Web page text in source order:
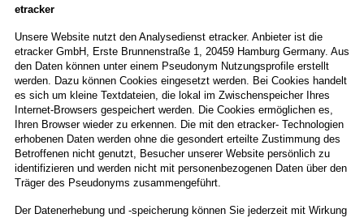
etracker
Unsere Website nutzt den Analysedienst etracker. Anbieter ist die
etracker GmbH, Erste Brunnenstraße 1, 20459 Hamburg Germany. Aus
den Daten können unter einem Pseudonym Nutzungsprofile erstellt
werden. Dazu können Cookies eingesetzt werden. Bei Cookies handelt
es sich um kleine Textdateien, die lokal im Zwischenspeicher Ihres
Internet-Browsers gespeichert werden. Die Cookies ermöglichen es,
Ihren Browser wieder zu erkennen. Die mit den etracker- Technologien
erhobenen Daten werden ohne die gesondert erteilte Zustimmung des
Betroffenen nicht genutzt, Besucher unserer Website persönlich zu
identifizieren und werden nicht mit personenbezogenen Daten über den
Träger des Pseudonyms zusammengeführt.
Der Datenerhebung und -speicherung können Sie jederzeit mit Wirkung